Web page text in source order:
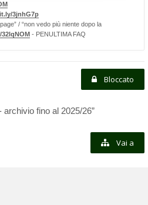
3jnhG7p
/ “non vedo più niente dopo la
- PENULTIMA FAQ
Bloccato
archivio fino al 2025/26”
Vai a